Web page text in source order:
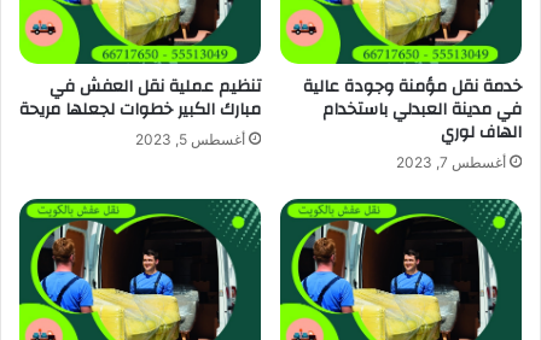
خدمة نقل مؤمنة وجودة عالية
في مدينة العبدلي باستخدام
الهاف لوري
أغسطس 7, 2023
تنظيم عملية نقل العفش في
مبارك الكبير خطوات لجعلها مريحة
أغسطس 5, 2023